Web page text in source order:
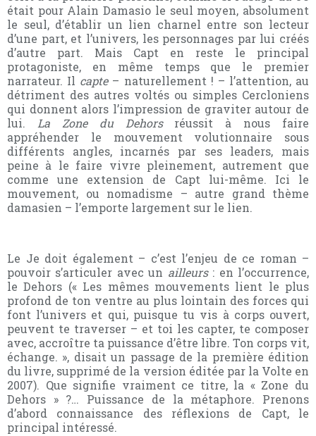
était pour Alain Damasio le seul moyen, absolument
le seul, d’établir un lien charnel entre son lecteur
d’une part, et l’univers, les personnages par lui créés
d’autre part. Mais Capt en reste le principal
protagoniste, en même temps que le premier
narrateur. Il capte– naturellement ! – l’attention, au
détriment des autres voltés ou simples Cercloniens
qui donnent alors l’impression de graviter autour de
lui.
La Zone du Dehorsréussit à nous faire
appréhender le mouvement volutionnaire sous
différents angles, incarnés par ses leaders, mais
peine à le faire vivre pleinement, autrement que
comme une extension de Capt lui-même. Ici le
mouvement, ou nomadisme – autre grand thème
damasien – l’emporte largement sur le lien.
Le Je doit également – c’est l’enjeu de ce roman –
pouvoir s’articuler avec un ailleurs: en l’occurrence,
le Dehors (« Les mêmes mouvements lient le plus
profond de ton ventre au plus lointain des forces qui
font l’univers et qui, puisque tu vis à corps ouvert,
peuvent te traverser – et toi les capter, te composer
avec, accroître ta puissance d’être libre. Ton corps vit,
échange. », disait un passage de la première édition
du livre, supprimé de la version éditée par la Volte en
2007). Que signifie vraiment ce titre, la « Zone du
Dehors » ?… Puissance de la métaphore. Prenons
d’abord connaissance des réflexions de Capt, le
principal intéressé.